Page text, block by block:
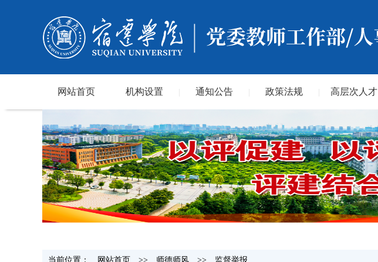
网站首页 机构设置 通知公告 政策法规 高层次人才
当前位置： 网站首页 >> 师德师风 >> 监督举报